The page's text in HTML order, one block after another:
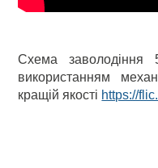
Схема
використанням
кращій якості https://